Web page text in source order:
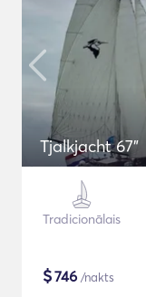
Tjalkjacht 67"
Tradicionālais
$746 /nakts